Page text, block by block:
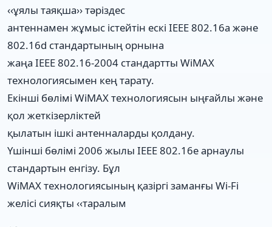
‹‹ұялы таяқша›› тәріздес
антеннамен жұмыс істейтін ескі IEEE 802.16a және
802.16d стандартының орнына
жаңа IEEE 802.16-2004 стандартты WiMAX
технологиясымен кең тарату.
Екінші бөлімі WiMAX технологиясын ыңғайлы және
қол жеткізерліктей
қылатын ішкі антенналарды қолдану.
Үшінші бөлімі 2006 жылы IEEE 802.16e арнаулы
стандартын енгізу. Бұл
WiMAX технологиясының қазіргі заманғы Wi-Fi
желісі сияқты ‹‹таралым